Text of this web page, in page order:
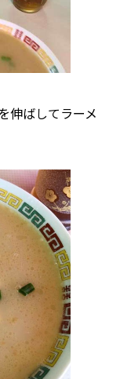
伸ばしてラーメ